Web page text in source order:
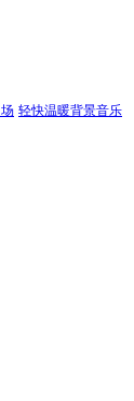
轻快温暖背景音乐